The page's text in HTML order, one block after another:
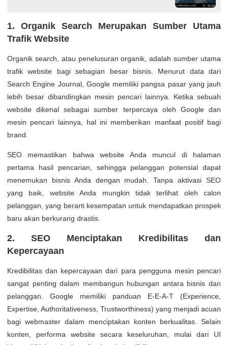
1. Organik Search Merupakan Sumber Utama
Trafik Website
Organik search, atau penelusuran organik, adalah sumber utama
trafik website bagi sebagian besar bisnis. Menurut data dari
Search Engine Journal, Google memiliki pangsa pasar yang jauh
lebih besar dibandingkan mesin pencari lainnya. Ketika sebuah
website dikenal sebagai sumber terpercaya oleh Google dan
mesin pencari lainnya, hal ini memberikan manfaat positif bagi
brand.
SEO memastikan bahwa website Anda muncul di halaman
pertama hasil pencarian, sehingga pelanggan potensial dapat
menemukan bisnis Anda dengan mudah. Tanpa aktivasi SEO
yang baik, website Anda mungkin tidak terlihat oleh calon
pelanggan, yang berarti kesempatan untuk mendapatkan prospek
baru akan berkurang drastis.
2. SEO Menciptakan Kredibilitas dan
Kepercayaan
Kredibilitas dan kepercayaan dari para pengguna mesin pencari
sangat penting dalam membangun hubungan antara bisnis dan
pelanggan. Google memiliki panduan E-E-A-T (Experience,
Expertise, Authoritativeness, Trustworthiness) yang menjadi acuan
bagi webmaster dalam menciptakan konten berkualitas. Selain
konten, performa website secara keseluruhan, mulai dari UI